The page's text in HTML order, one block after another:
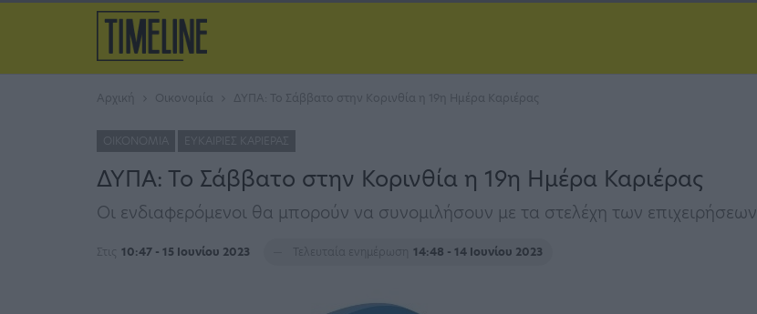
Αρχική Οικονομία ΔΥΠΑ: Το Σάββατο στην Κορινθία η 19η Ημέρα Καριέρας
ΟΙΚΟΝΟΜΊΑ ΕΥΚΑΙΡΊΕΣ ΚΑΡΙΈΡΑΣ
ΔΥΠΑ: Το Σάββατο στην Κορινθία η 19η Ημέρα Καριέρας
Οι ενδιαφερόμενοι θα μπορούν να συνομιλήσουν με τα στελέχη των επιχειρήσεων
Στις 10:47 - 15 Ιουνίου 2023 Τελευταία ενημέρωση 14:48 - 14 Ιουνίου 2023